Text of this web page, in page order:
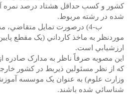
کشور و کسب حداقل هشتاد درصد نمره
شده در رشته مربوط.
ب-4) درصورت تمايل
موردنظر به ماخذ کارداني (يک مقطع
ارزشيابي است.
اين مصوبه صرفاً ناظر به مدارک صادره
که از نظر مسئولين ذيربط در کشور
وزارت علوم) به عنوان يک موسسه
شناسائي شده باشند.